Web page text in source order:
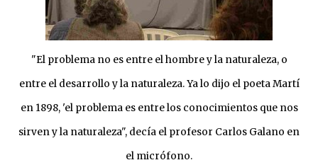
"El problema no es entre el hombre y la naturaleza, o
entre el desarrollo y la naturaleza. Ya lo dijo el poeta Martí
en 1898, 'el problema es entre los conocimientos que nos
sirven y la naturaleza", decía el profesor Carlos Galano en
el micrófono.